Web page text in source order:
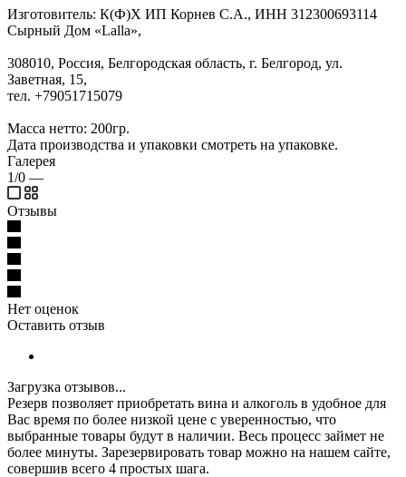
Изготовитель: К(Ф)Х ИП Корнев С.А., ИНН 312300693114
Сырный Дом «Lalla»,
308010, Россия, Белгородская область, г. Белгород, ул.
Заветная, 15,
тел. +79051715079
Масса нетто: 200гр.
Дата производства и упаковки смотреть на упаковке.
Галерея
1/0 —
Отзывы
Нет оценок
Оставить отзыв
Загрузка отзывов...
Резерв позволяет приобретать вина и алкоголь в удобное для
Вас время по более низкой цене с уверенностью, что
выбранные товары будут в наличии. Весь процесс займет не
более минуты. Зарезервировать товар можно на нашем сайте,
совершив всего 4 простых шага.